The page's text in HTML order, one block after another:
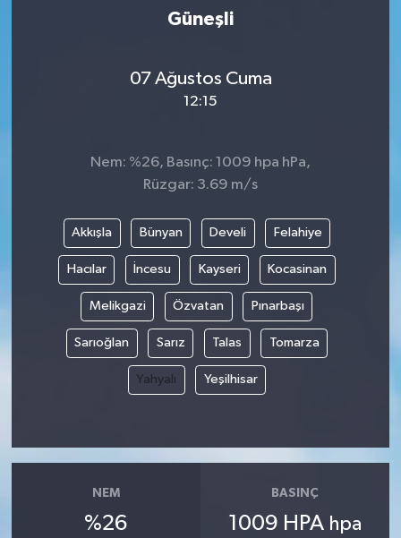
Güneşli
07 Ağustos Cuma
12:15
Nem: %26, Basınç: 1009 hpa hPa,
Rüzgar: 3.69 m/s
Akkışla Bünyan Develi Felahiye
Hacılar İncesu Kayseri Kocasinan
Melikgazi Özvatan Pınarbaşı
Sarıoğlan Sarız Talas Tomarza
Yahyalı Yeşilhisar
NEM
%26
BASINÇ
1009 HPA hpa